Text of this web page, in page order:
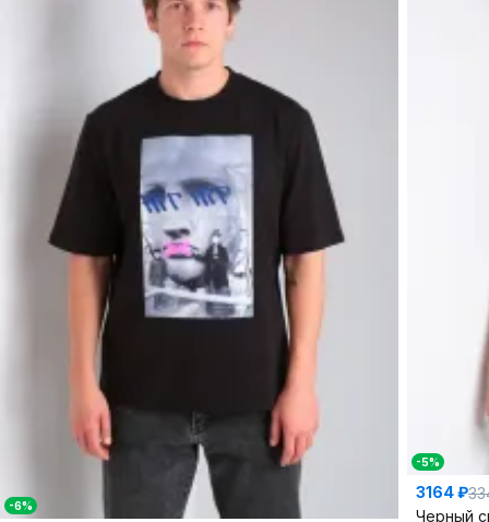
-6%
-5%
3164 ₽